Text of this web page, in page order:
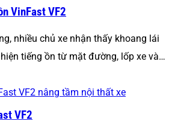
VinFast VF2
nhiều chủ xe nhận thấy khoang lái
tiếng ồn từ mặt đường, lốp xe và…
VF2